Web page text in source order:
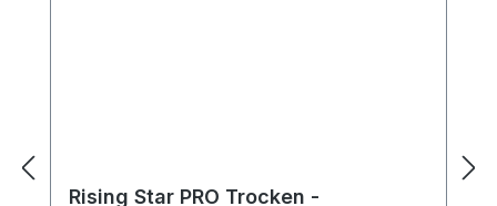
Rising Star PRO Trocken -